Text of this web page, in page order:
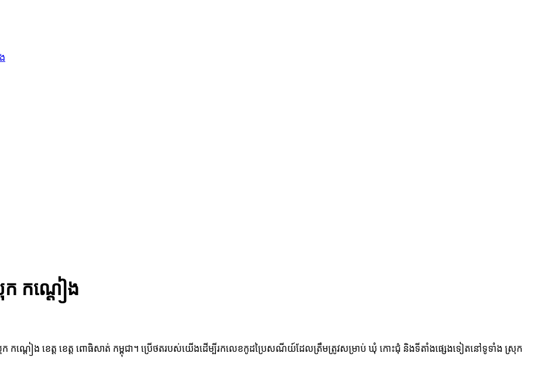
កណ្ដៀង
ដៀង ខេត្ត ខេត្ត ពោធិសាត់ កម្ពុជា។ ប្រើថតរបស់យើងដើម្បីរកលេខកូដប្រៃសណីយ៍ដែលត្រឹមត្រូវសម្រាប់ ឃុំ កោះជុំ និងទីតាំងផ្សេងទៀតនៅទូទាំង ស្រុក